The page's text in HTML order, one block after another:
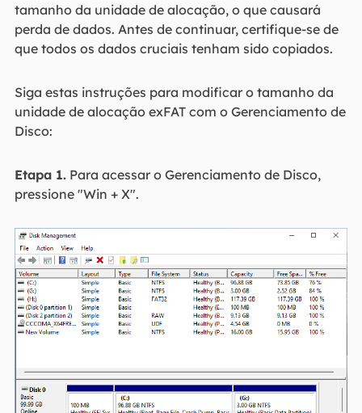
tamanho da unidade de alocação, o que causará
perda de dados. Antes de continuar, certifique-se de
que todos os dados cruciais tenham sido copiados.
Siga estas instruções para modificar o tamanho da
unidade de alocação exFAT com o Gerenciamento de
Disco:
Etapa 1.Para acessar o Gerenciamento de Disco,
pressione "Win + X".